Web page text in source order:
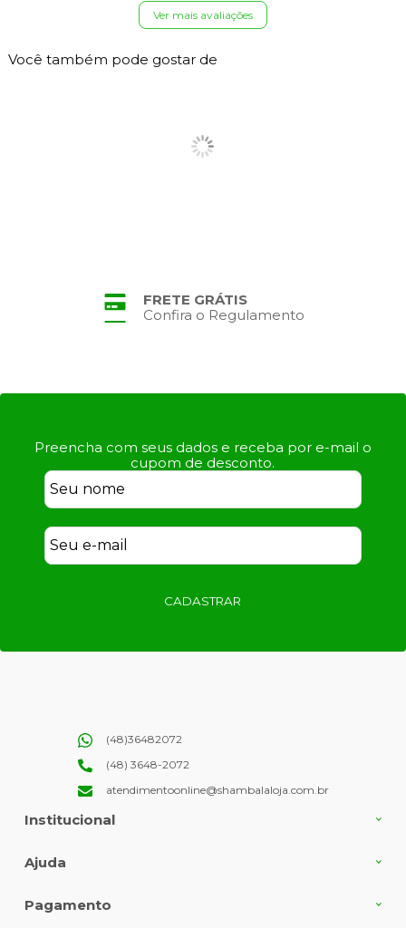
Ver mais avaliações
Você também pode gostar de
FRETE GRÁTIS
Confira o Regulamento
Preencha com seus dados e receba por e-mail o
cupom de desconto.
CADASTRAR
Institucional
Ajuda
(48)36482072
(48) 3648-2072
atendimentoonline@shambalaloja.com.br
Pagamento